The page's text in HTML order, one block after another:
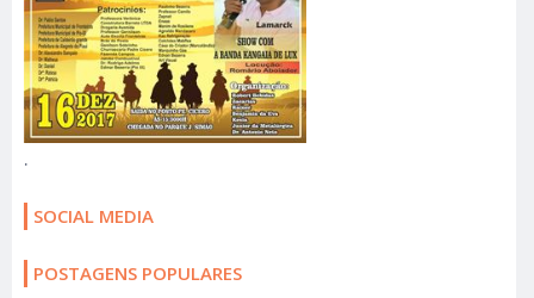
.
SOCIAL MEDIA
POSTAGENS POPULARES